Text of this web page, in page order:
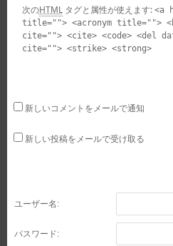
次のHTMLタグと属性が使えます: <a
title=""> <acronym title="">
cite=""> <cite> <code> <del
cite=""> <strike> <strong>
新しいコメントをメールで通知
新しい投稿をメールで受け取る
ユーザー名:
パスワード: